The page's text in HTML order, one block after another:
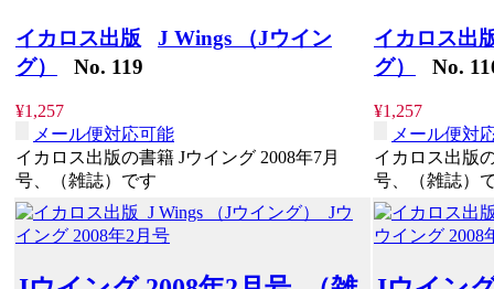
イカロス出版
J Wings （Jウイン
グ）
No. 119
¥1,257
メール便対応可能
イカロス出版の書籍 Jウイング 2008年7月
号、（雑誌）です
イカロス出
グ）
No.
¥1,257
メール便対
イカロス出版
号、（雑誌）